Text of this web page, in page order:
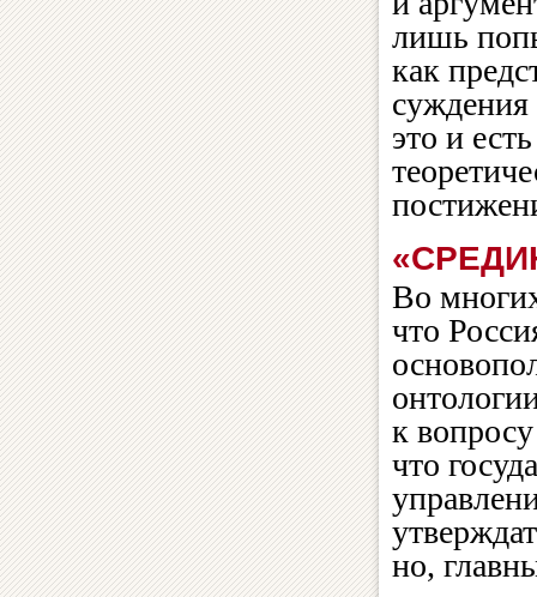
лишь
как
это и
Во
что
к
что
но,